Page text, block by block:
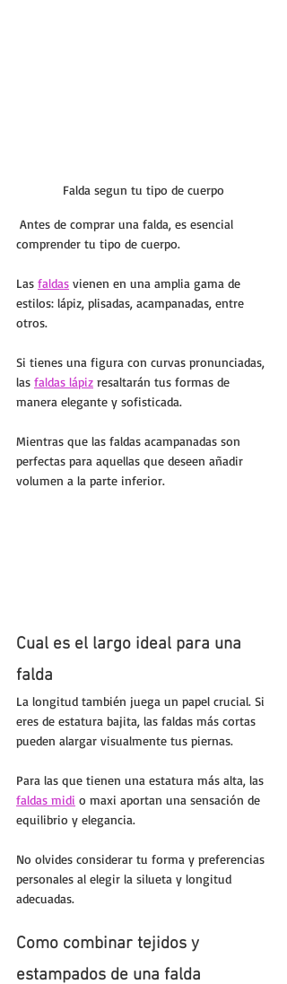
Falda segun tu tipo de cuerpo
comprender tu tipo de cuerpo.
Las faldas vienen en una amplia gama de
estilos: lápiz, plisadas, acampanadas, entre
otros.
Si tienes una figura con curvas pronunciadas,
las faldas lápiz resaltarán tus formas de
manera elegante y sofisticada.
Mientras que las faldas acampanadas son
perfectas para aquellas que deseen añadir
volumen a la parte inferior.
Cual es el largo ideal para una
falda
La longitud también juega un papel crucial. Si
eres de estatura bajita, las faldas más cortas
pueden alargar visualmente tus piernas.
Para las que tienen una estatura más alta, las
faldas midi o maxi aportan una sensación de
equilibrio y elegancia.
No olvides considerar tu forma y preferencias
personales al elegir la silueta y longitud
adecuadas.
Como combinar tejidos y
estampados de una falda